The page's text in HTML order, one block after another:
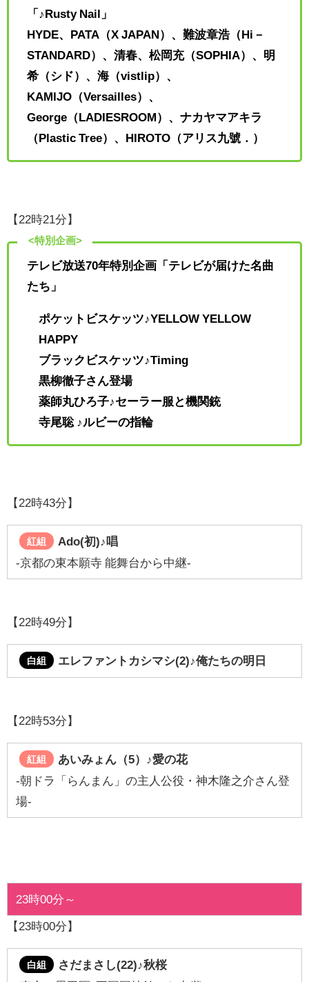
「♪Rusty Nail」
HYDE、PATA（X JAPAN）、難波章浩（Hi－
STANDARD）、清春、松岡充（SOPHIA）、明
希（シド）、海（vistlip）、
KAMIJO（Versailles）、
George（LADIESROOM）、ナカヤマアキラ
（Plastic Tree）、HIROTO（アリス九號．）
【22時21分】
<特別企画>
テレビ放送70年特別企画「テレビが届けた名曲
たち」
ポケットビスケッツ♪YELLOW YELLOW
HAPPY
ブラックビスケッツ♪Timing
黒柳徹子さん登場
薬師丸ひろ子♪セーラー服と機関銃
寺尾聡 ♪ルビーの指輪
【22時43分】
紅組
Ado(初)♪唱
-京都の東本願寺 能舞台から中継-
【22時49分】
白組 エレファントカシマシ(2)♪俺たちの明日
【22時53分】
紅組 あいみょん（5）♪愛の花
-朝ドラ「らんまん」の主人公役・神木隆之介さん登
場-
23時00分～
【23時00分】
白組 さだまさし(22) ♪秋桜